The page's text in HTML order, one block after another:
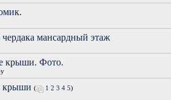
чердака мансардный этаж
крыши. Фото.
крыши ( 1 2 3 4 5)